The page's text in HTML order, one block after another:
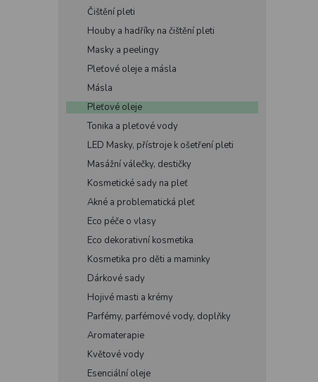
Čištění pleti
Houby a hadříky na čištění pleti
Masky a peelingy
Pleťové oleje a másla
Másla
Pleťové oleje
Tonika a pleťové vody
LED Masky, přístroje k ošetření pleti
Masážní válečky, destičky
Kosmetické sady na pleť
Akné a problematická pleť
Eco péče o vlasy
Eco dekorativní kosmetika
Kosmetika pro děti a maminky
Dárkové sady
Hojivé masti a krémy
Parfémy, parfémové vody, doplňky
Aromaterapie
Květové vody
Esenciální oleje